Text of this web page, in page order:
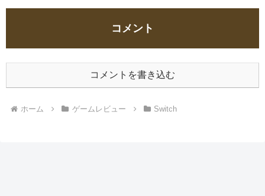
コメント
コメントを書き込む
ホーム ゲームレビュー Switch